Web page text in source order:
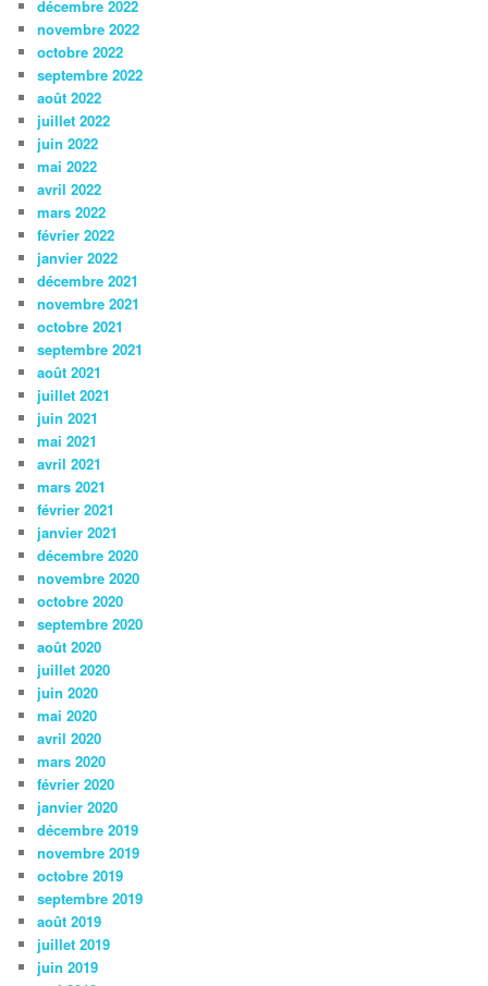
décembre 2022
novembre 2022
octobre 2022
septembre 2022
août 2022
juillet 2022
juin 2022
mai 2022
avril 2022
mars 2022
février 2022
janvier 2022
décembre 2021
novembre 2021
octobre 2021
septembre 2021
août 2021
juillet 2021
juin 2021
mai 2021
avril 2021
mars 2021
février 2021
janvier 2021
décembre 2020
novembre 2020
octobre 2020
septembre 2020
août 2020
juillet 2020
juin 2020
mai 2020
avril 2020
mars 2020
février 2020
janvier 2020
décembre 2019
novembre 2019
octobre 2019
septembre 2019
août 2019
juillet 2019
juin 2019